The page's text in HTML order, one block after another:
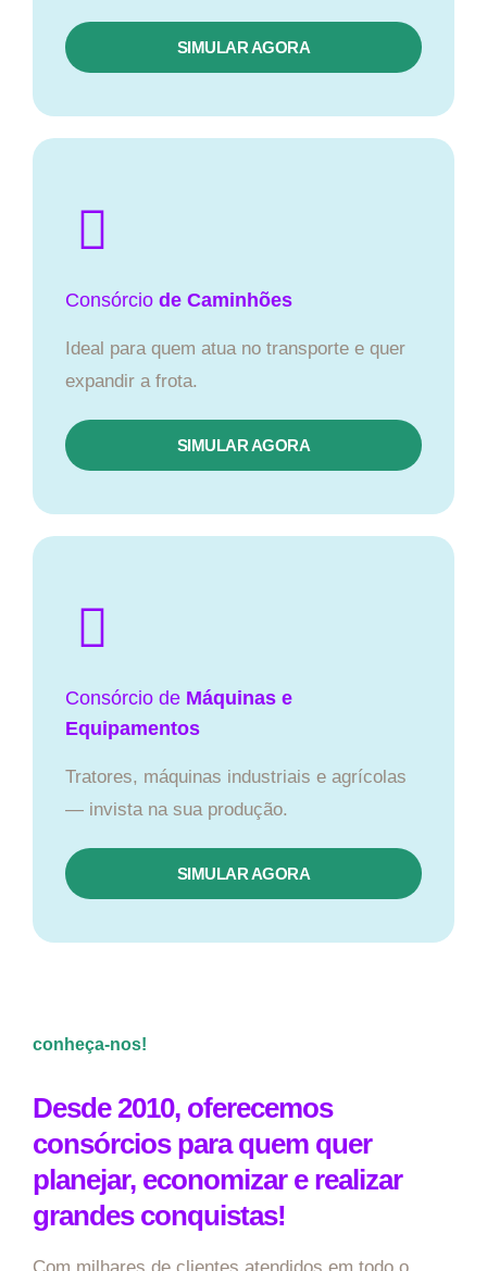
SIMULAR AGORA
Consórcio de Caminhões
Ideal para quem atua no transporte e quer
expandir a frota.
SIMULAR AGORA
Consórcio de Máquinas e
Equipamentos
Tratores, máquinas industriais e agrícolas
— invista na sua produção.
SIMULAR AGORA
conheça-nos!
Desde 2010, oferecemos
consórcios para quem quer
planejar, economizar e realizar
grandes conquistas!